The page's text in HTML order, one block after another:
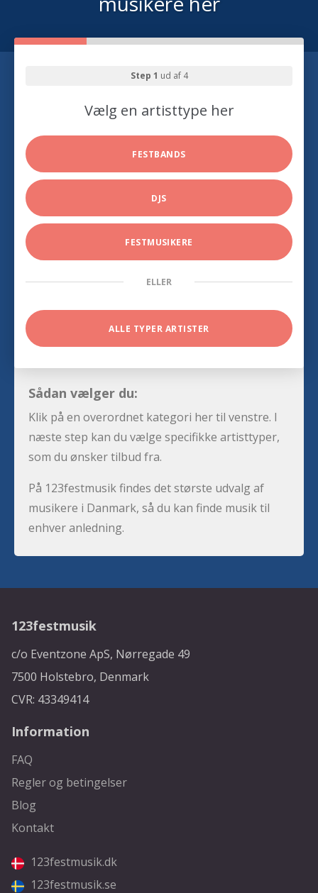
Step 1 ud af 4
Vælg en artisttype her
FESTBANDS
DJS
FESTMUSIKERE
ELLER
ALLE TYPER ARTISTER
Sådan vælger du:
Klik på en overordnet kategori her til venstre. I
næste step kan du vælge specifikke artisttyper,
som du ønsker tilbud fra.
På 123festmusik findes det største udvalg af
musikere i Danmark, så du kan finde musik til
enhver anledning.
123festmusik
c/o Eventzone ApS, Nørregade 49
7500 Holstebro, Denmark
CVR: 43349414
Information
FAQ
Regler og betingelser
Blog
Kontakt
123festmusik.dk
123festmusik.se